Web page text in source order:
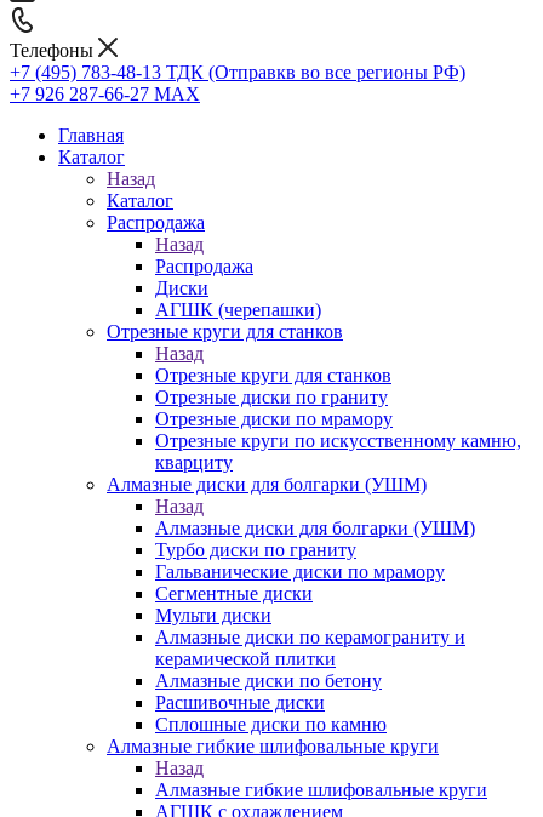
Телефоны
+7 (495) 783-48-13 ТДК (Отправкв во все регионы РФ)
+7 926 287-66-27 МАХ
Главная
Каталог
Назад
Каталог
Распродажа
Назад
Распродажа
Диски
АГШК (черепашки)
Отрезные круги для станков
Назад
Отрезные круги для станков
Отрезные диски по граниту
Отрезные диски по мрамору
Отрезные круги по искусственному камню,
кварциту
Алмазные диски для болгарки (УШМ)
Назад
Алмазные диски для болгарки (УШМ)
Турбо диски по граниту
Гальванические диски по мрамору
Сегментные диски
Мульти диски
Алмазные диски по керамограниту и
керамической плитки
Алмазные диски по бетону
Расшивочные диски
Сплошные диски по камню
Алмазные гибкие шлифовальные круги
Назад
Алмазные гибкие шлифовальные круги
АГШК с охлаждением